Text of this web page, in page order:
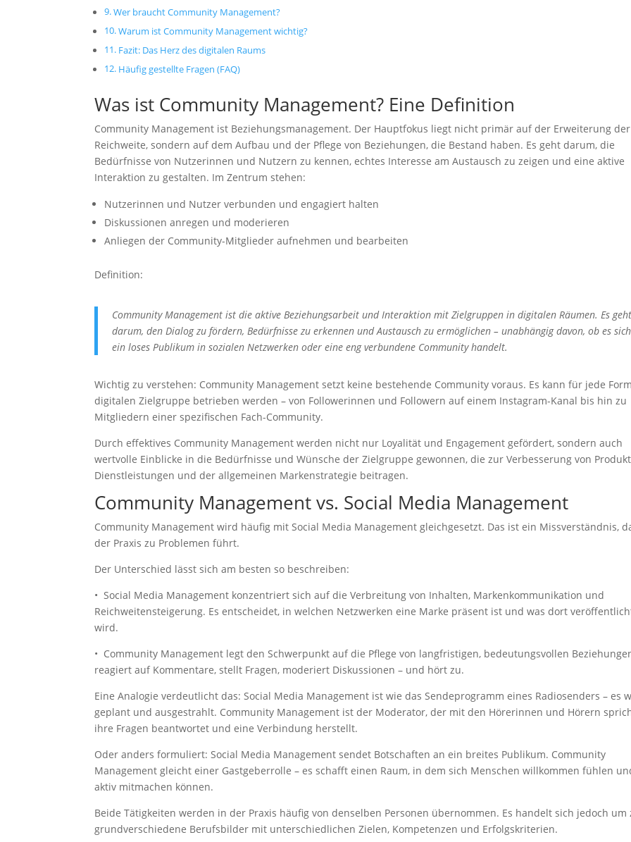
Wer braucht Community Management?
Warum ist Community Management wichtig?
Fazit: Das Herz des digitalen Raums
Häufig gestellte Fragen (FAQ)
Was ist Community Management? Eine Definition
Community Management ist Beziehungsmanagement. Der Hauptfokus liegt nicht primär auf der Erweiterung der
Reichweite, sondern auf dem Aufbau und der Pflege von Beziehungen, die Bestand haben. Es geht darum, die
Bedürfnisse von Nutzerinnen und Nutzern zu kennen, echtes Interesse am Austausch zu zeigen und eine aktive
Interaktion zu gestalten. Im Zentrum stehen:
Nutzerinnen und Nutzer verbunden und engagiert halten
Diskussionen anregen und moderieren
Anliegen der Community-Mitglieder aufnehmen und bearbeiten
Definition:
Community Management ist die aktive Beziehungsarbeit und Interaktion mit Zielgruppen in digitalen Räumen. Es geht
darum, den Dialog zu fördern, Bedürfnisse zu erkennen und Austausch zu ermöglichen – unabhängig davon, ob es
ein loses Publikum in sozialen Netzwerken oder eine eng verbundene Community handelt.
Wichtig zu verstehen: Community Management setzt keine bestehende Community voraus. Es kann für jede
digitalen Zielgruppe betrieben werden – von Followerinnen und Followern auf einem Instagram-Kanal bis hin zu
Mitgliedern einer spezifischen Fach-Community.
Durch effektives Community Management werden nicht nur Loyalität und Engagement gefördert, sondern auch
wertvolle Einblicke in die Bedürfnisse und Wünsche der Zielgruppe gewonnen, die zur Verbesserung von
Dienstleistungen und der allgemeinen Markenstrategie beitragen.
Community Management vs. Social Media Management
Community Management wird häufig mit Social Media Management gleichgesetzt. Das ist ein Missverständnis,
der Praxis zu Problemen führt.
Der Unterschied lässt sich am besten so beschreiben:
• Social Media Management konzentriert sich auf die Verbreitung von Inhalten, Markenkommunikation und
Reichweitensteigerung. Es entscheidet, in welchen Netzwerken eine Marke präsent ist und was dort
wird.
• Community Management legt den Schwerpunkt auf die Pflege von langfristigen, bedeutungsvollen
reagiert auf Kommentare, stellt Fragen, moderiert Diskussionen – und hört zu.
Eine Analogie verdeutlicht das: Social Media Management ist wie das Sendeprogramm eines Radiosenders – es
geplant und ausgestrahlt. Community Management ist der Moderator, der mit den Hörerinnen und Hörern
ihre Fragen beantwortet und eine Verbindung herstellt.
Oder anders formuliert: Social Media Management sendet Botschaften an ein breites Publikum. Community
Management gleicht einer Gastgeberrolle – es schafft einen Raum, in dem sich Menschen willkommen fühlen
aktiv mitmachen können.
Beide Tätigkeiten werden in der Praxis häufig von denselben Personen übernommen. Es handelt sich jedoch um
grundverschiedene Berufsbilder mit unterschiedlichen Zielen, Kompetenzen und Erfolgskriterien.